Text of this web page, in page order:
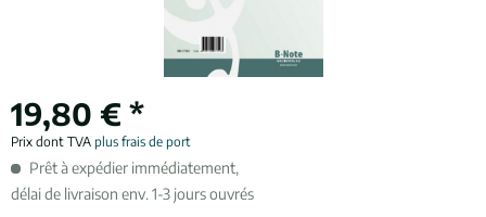
19,80 € *
Prix dont TVA plus frais de port
Prêt à expédier immédiatement,
délai de livraison env. 1-3 jours ouvrés